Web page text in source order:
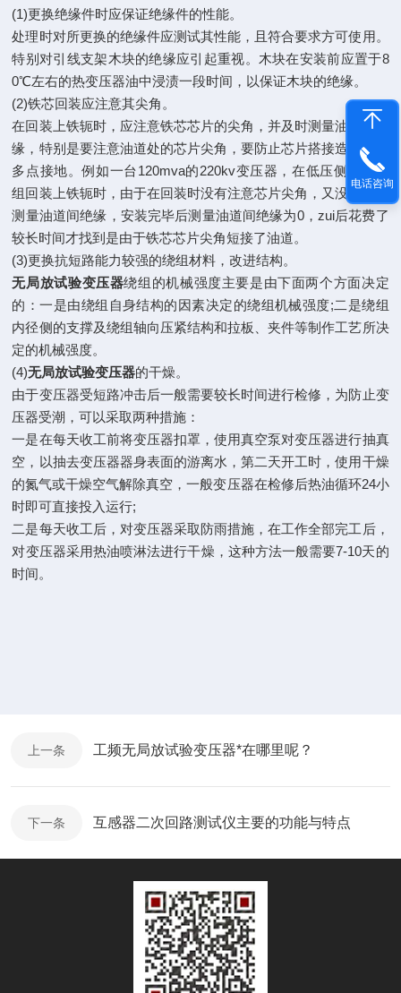
(1)更换绝缘件时应保证绝缘件的性能。
处理时对所更换的绝缘件应测试其性能，且符合要求方可使用。
特别对引线支架木块的绝缘应引起重视。木块在安装前应置于8
0℃左右的热变压器油中浸渍一段时间，以保证木块的绝缘。
(2)铁芯回装应注意其尖角。
在回装上铁轭时，应注意铁芯芯片的尖角，并及时测量油道间绝
缘，特别是要注意油道处的芯片尖角，要防止芯片搭接造成铁芯
多点接地。例如一台120mva的220kv变压器，在低压侧更换绕
组回装上铁轭时，由于在回装时没有注意芯片尖角，又没有及时
测量油道间绝缘，安装完毕后测量油道间绝缘为0，zui后花费了
较长时间才找到是由于铁芯芯片尖角短接了油道。
(3)更换抗短路能力较强的绕组材料，改进结构。
无局放试验变压器绕组的机械强度主要是由下面两个方面决定
的：一是由绕组自身结构的因素决定的绕组机械强度;二是绕组
内径侧的支撑及绕组轴向压紧结构和拉板、夹件等制作工艺所决
定的机械强度。
(4)无局放试验变压器的干燥。
由于变压器受短路冲击后一般需要较长时间进行检修，为防止变
压器受潮，可以采取两种措施：
一是在每天收工前将变压器扣罩，使用真空泵对变压器进行抽真
空，以抽去变压器器身表面的游离水，第二天开工时，使用干燥
的氮气或干燥空气解除真空，一般变压器在检修后热油循环24小
时即可直接投入运行;
二是每天收工后，对变压器采取防雨措施，在工作全部完工后，
对变压器采用热油喷淋法进行干燥，这种方法一般需要7-10天的
时间。
上一条 工频无局放试验变压器*在哪里呢？
下一条 互感器二次回路测试仪主要的功能与特点
电话咨询